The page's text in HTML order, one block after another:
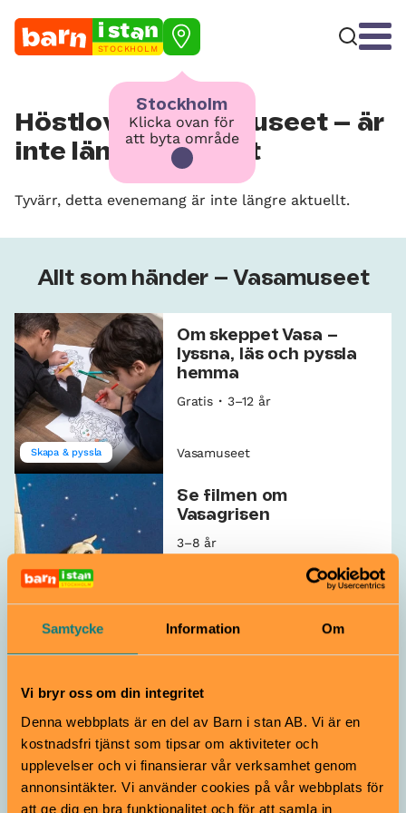
Samtycke Information Om
Vi bryr oss om din integritet
Denna webbplats är en del av Barn i stan AB. Vi är en
kostnadsfri tjänst som tipsar om aktiviteter och
upplevelser och vi finansierar vår verksamhet genom
annonsintäkter. Vi använder cookies på vår webbplats för
att ge dig en bra funktionalitet och för att samla in
STOCKHOLM
Stockholm
Klicka ovan för
att byta område
Höstlov på Vasamuseet – är
inte längre aktuellt
Tyvärr, detta evenemang är inte längre aktuellt.
Allt som händer – Vasamuseet
Skapa & pyssla
Om skeppet Vasa –
lyssna, läs och pyssla
hemma
Gratis
3–12 år
Vasamuseet
Se filmen om
Vasagrisen
3–8 år
Audioguide Museum
resa i det förflutna
8–12 år
Vasamuseet
Leta och lös uppgifter i
Familjespåret